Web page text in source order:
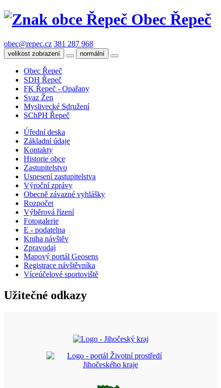
Obec Řepeč
obec@repec.cz 381 287 968
velikost zobrazení normální
Obec Řepeč
SDH Řepeč
FK Řepeč - Opařany
Svaz Žen
Myslivecké Sdružení
SChPH Řepeč
Úřední deska
Základní údaje
Kontakty
Historie obce
Zastupitelstvo
Usnesení zastupitelstva
Výroční zprávy
Obecně závazné vyhlášky
Rozpočet
Výběrová řízení
Fotogalerie
E - podatelna
Kniha návštěv
Zpravodaj
Mapový portál Geosens
Registrace návštěvníka
Víceúčelové sportoviště
Užitečné odkazy